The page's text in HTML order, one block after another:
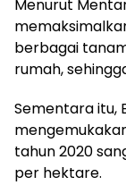
Menurut
berbagai
rumah,
Sementara itu,
tahun 2020
per hektare.